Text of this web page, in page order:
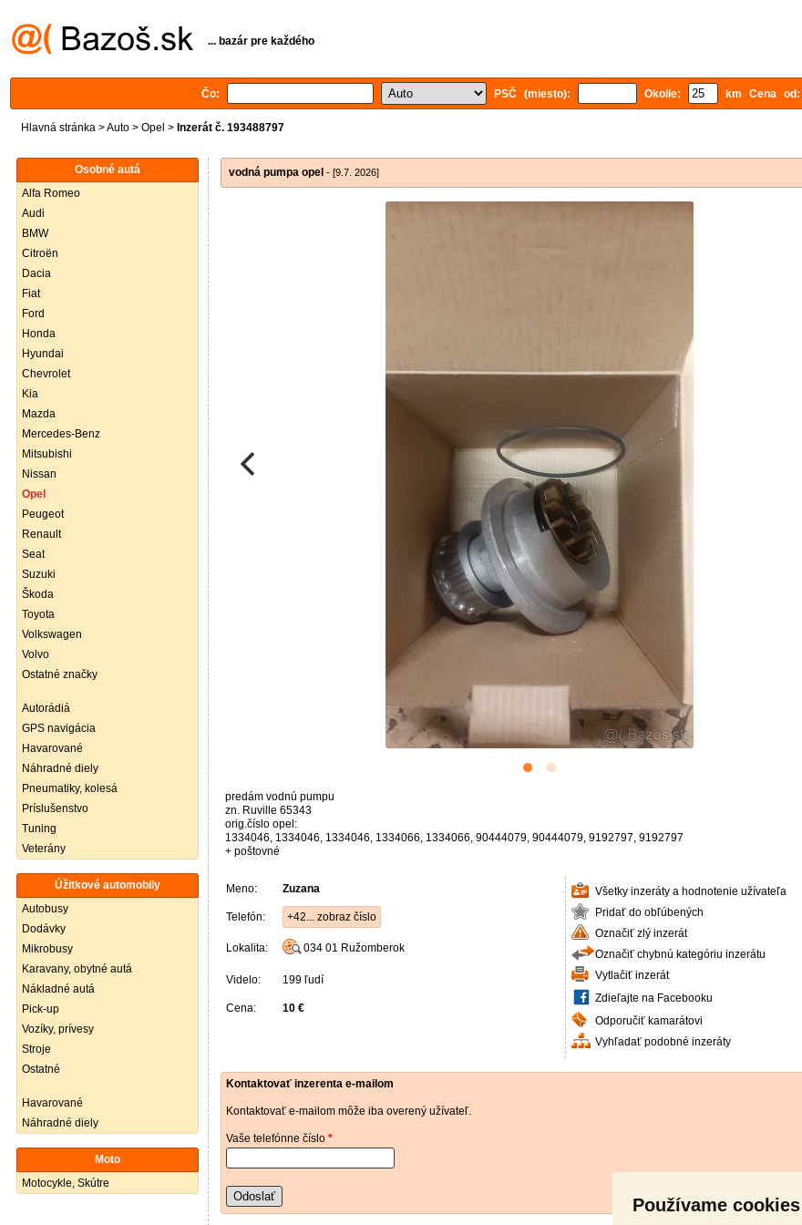
Používame cookies
... bazár pre každého
Čo: PSČ (miesto): Okolie: km Cena od:
Hlavná stránka >Auto > Opel > Inzerát č. 193488797
Osobné autá
Alfa Romeo
Audi
BMW
Citroën
Dacia
Fiat
Ford
Honda
Hyundai
Chevrolet
Kia
Mazda
Mercedes-Benz
Mitsubishi
Nissan
Opel
Peugeot
Renault
Seat
Suzuki
Škoda
Toyota
Volkswagen
Volvo
Ostatné značky
Autorádiá
GPS navigácia
Havarované
Náhradné diely
Pneumatiky, kolesá
Príslušenstvo
Tuning
Veterány
Úžitkové automobily
Autobusy
Dodávky
Mikrobusy
Karavany, obytné autá
Nákladné autá
Pick-up
Vozíky, prívesy
Stroje
Ostatné
Havarované
Náhradné diely
Moto
Motocykle, Skútre
vodná pumpa opel - [9.7. 2026]
predám vodnú pumpu
zn. Ruville 65343
orig.číslo opel:
1334046, 1334046, 1334046, 1334066, 1334066, 90444079, 90444079, 9192797, 9192797
+ poštovné
Meno: Zuzana
Telefón: +42... zobraz číslo
Lokalita: 034 01 Ružomberok
Videlo: 199 ľudí
Cena: 10 €
Všetky inzeráty a hodnotenie užívateľa
Pridať do obľúbených
Označiť zlý inzerát
Označiť chybnú kategóriu inzerátu
Vytlačiť inzerát
Zdieľajte na Facebooku
Odporučiť kamarátovi
Vyhľadať podobné inzeráty
Kontaktovať inzerenta e-mailom
Kontaktovať e-mailom môže iba overený užívateľ.
Vaše telefónne číslo *
Odoslať